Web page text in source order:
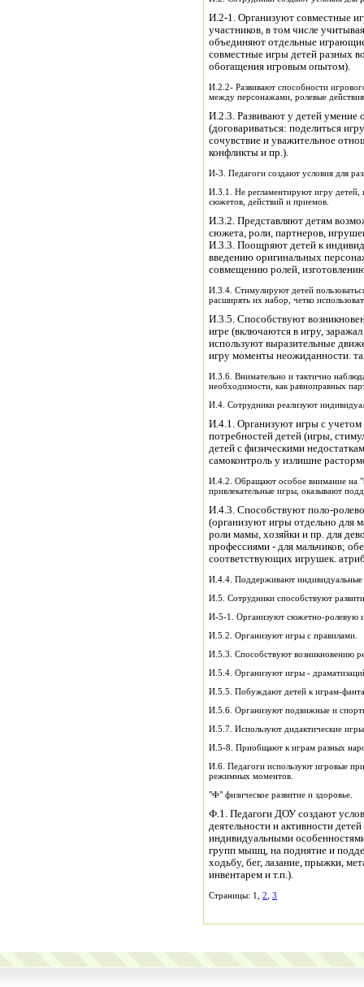
И.2-1. Организуют совместные
участников, в том числе
объединяют отдельные
совместные игры детей разных
обогащения игровым опытом).
И.2.2- Развивают способности
между персонажами, ролевые
И.2.3. Развивают у детей умение
(договариваться: поделиться
сочувствие и уважительное
конфликты и пр.).
И-3. Педагоги создают условия для
И.3.1. Не регламентируют игру детей,
сюжетов, действий и приемов.
И.3.2. Представляют детям
сюжета, роли, партнеров,
И.3.3. Поощряют детей к
введению оригинальных
совмещению ролей,
И.3.4. Стимулируют детей
расширять их набор, четко
И.3.5. Способствуют
игре (включаются в игру,
используют выразительные
игру моменты неожиданности.
И.3.6. Внимательно и тактично
необходимости, как равноправных
И.4. Сотрудники реализуют
И.4.1. Организуют игры с
потребностей детей (игры,
детей с физическими
самоконтроль у излишне
И.4.2. Обращают особое внимание на
привлекательные игры, оказывают
И.4.3. Способствуют поло-
(организуют игры отдельно для
роли мамы, хозяйки и пр. для
профессиями - для мальчиков;
соответствующих игрушек.
И.4.4. Поддерживают индивидуальные
И.5. Сотрудники способствуют
И-5-1. Организуют сюжетно-ролевую
И.5.2. Организуют игры с правилами.
И.5.3. Способствуют возникновению
И.5.4. Организуют игры -
И.5.5. Побуждают детей к играм-
И.5.6. Организуют подвижные и
И.5.7. Используют дидактические
И.5-8. Приобщают к играм разных
И.6. Педагоги используют игровые
режимных моментов.
"Ф" физическое развитие и здоровье.
Ф.1. Педагоги ДОУ создают
деятельности и активности
индивидуальными
групп мышц, на поднятие и
ходьбу, бег, лазание, прыжки,
инвентарем и т.п.).
Страницы: 1, 2 3